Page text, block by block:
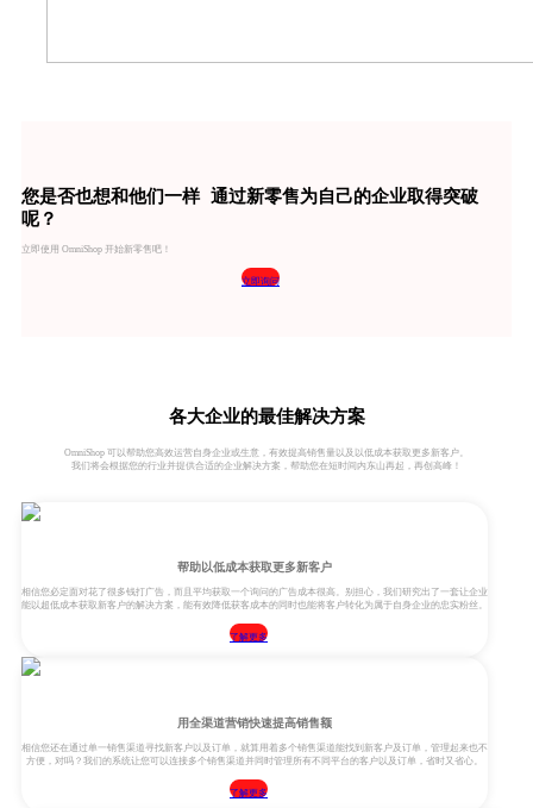
您是否也想和他们一样 通过新零售为自己的企业取得突破
呢？
立即使用 OmniShop 开始新零售吧！
立即询问
各大企业的最佳解决方案
OmniShop 可以帮助您高效运营自身企业或生意，有效提高销售量以及以低成本获取更多新客户。
我们将会根据您的行业并提供合适的企业解决方案，帮助您在短时间内东山再起，再创高峰！
帮助以低成本获取更多新客户
相信您必定面对花了很多钱打广告，而且平均获取一个询问的广告成本很高。别担心，我们研究出了一套让企业
能以超低成本获取新客户的解决方案，能有效降低获客成本的同时也能将客户转化为属于自身企业的忠实粉丝。
了解更多
用全渠道营销快速提高销售额
相信您还在通过单一销售渠道寻找新客户以及订单，就算用着多个销售渠道能找到新客户及订单，管理起来也不
方便，对吗？我们的系统让您可以连接多个销售渠道并同时管理所有不同平台的客户以及订单，省时又省心。
了解更多